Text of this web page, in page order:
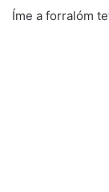
Íme a forralóm